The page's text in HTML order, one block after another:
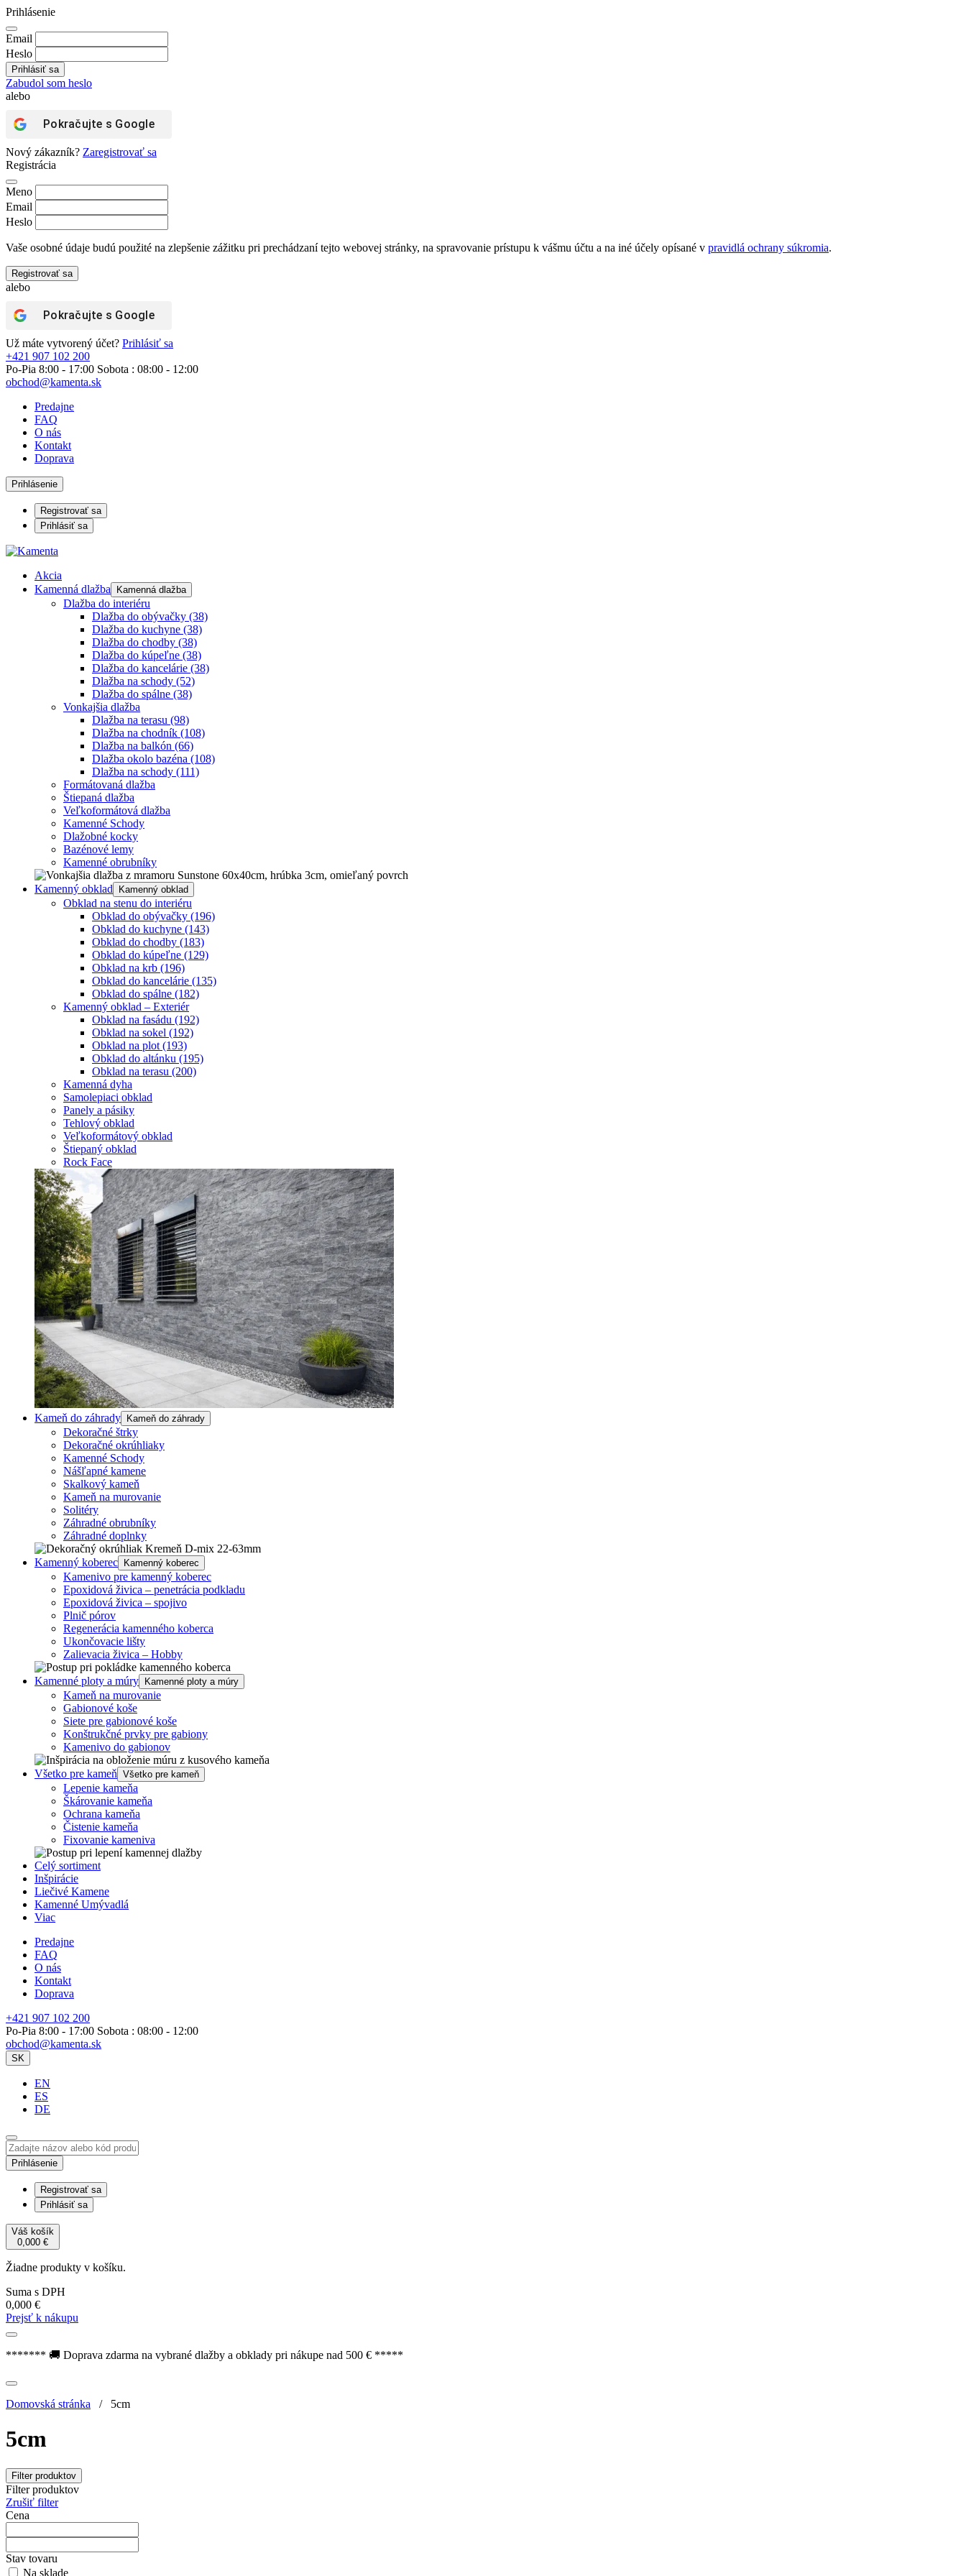
Prihlásenie
Email
Heslo
Zabudol som heslo
alebo
Pokračujte s Google
Nový zákazník? Zaregistrovať sa
Registrácia
Meno
Email
Heslo
Vaše osobné údaje budú použité na zlepšenie zážitku pri prechádzaní tejto webovej stránky, na spravovanie prístupu k vášmu účtu a na iné účely opísané v pravidlá ochrany súkromia.
Registrovať sa
alebo
Pokračujte s Google
Už máte vytvorený účet? Prihlásiť sa
+421 907 102 200
Po-Pia 8:00 - 17:00 Sobota : 08:00 - 12:00
obchod@kamenta.sk
Predajne
FAQ
O nás
Kontakt
Doprava
Prihlásenie
Registrovať sa
Prihlásiť sa
Akcia
Kamenná dlažba
Kamenná dlažba
Dlažba do interiéru
Dlažba do obývačky (38)
Dlažba do kuchyne (38)
Dlažba do chodby (38)
Dlažba do kúpeľne (38)
Dlažba do kancelárie (38)
Dlažba na schody (52)
Dlažba do spálne (38)
Vonkajšia dlažba
Dlažba na terasu (98)
Dlažba na chodník (108)
Dlažba na balkón (66)
Dlažba okolo bazéna (108)
Dlažba na schody (111)
Formátovaná dlažba
Štiepaná dlažba
Veľkoformátová dlažba
Kamenné Schody
Dlažobné kocky
Bazénové lemy
Kamenné obrubníky
Kamenný obklad Kamenný obklad
Obklad na stenu do interiéru
Obklad do obývačky (196)
Obklad do kuchyne (143)
Obklad do chodby (183)
Obklad do kúpeľne (129)
Obklad na krb (196)
Obklad do kancelárie (135)
Obklad do spálne (182)
Kamenný obklad – Exteriér
Obklad na fasádu (192)
Obklad na sokel (192)
Obklad na plot (193)
Obklad do altánku (195)
Obklad na terasu (200)
Kamenná dyha
Samolepiaci obklad
Panely a pásiky
Tehlový obklad
Veľkoformátový obklad
Štiepaný obklad
Rock Face
Kameň do záhrady Kameň do záhrady
Dekoračné štrky
Dekoračné okrúhliaky
Kamenné Schody
Nášľapné kamene
Skalkový kameň
Kameň na murovanie
Solitéry
Záhradné obrubníky
Záhradné doplnky
Kamenný koberec Kamenný koberec
Kamenivo pre kamenný koberec
Epoxidová živica – penetrácia podkladu
Epoxidová živica – spojivo
Plnič pórov
Regenerácia kamenného koberca
Ukončovacie lišty
Zalievacia živica – Hobby
Kamenné ploty a múry Kamenné ploty a múry
Kameň na murovanie
Gabionové koše
Siete pre gabionové koše
Konštrukčné prvky pre gabiony
Kamenivo do gabionov
Všetko pre kameň Všetko pre kameň
Lepenie kameňa
Škárovanie kameňa
Ochrana kameňa
Čistenie kameňa
Fixovanie kameniva
Celý sortiment
Inšpirácie
Liečivé Kamene
Kamenné Umývadlá
Viac
Predajne
FAQ
O nás
Kontakt
Doprava
+421 907 102 200
Po-Pia 8:00 - 17:00 Sobota : 08:00 - 12:00
obchod@kamenta.sk
SK
EN
ES
DE
Prihlásenie
Registrovať sa
Prihlásiť sa
Váš košík
0,000 €
Žiadne produkty v košíku.
Suma s DPH
0,000 €
Prejsť k nákupu
******* 🚚 Doprava zdarma na vybrané dlažby a obklady pri nákupe nad 500 € *****
Domovská stránka / 5cm
5cm
Filter produktov
Filter produktov
Zrušiť filter
Cena
Stav tovaru
Na sklade